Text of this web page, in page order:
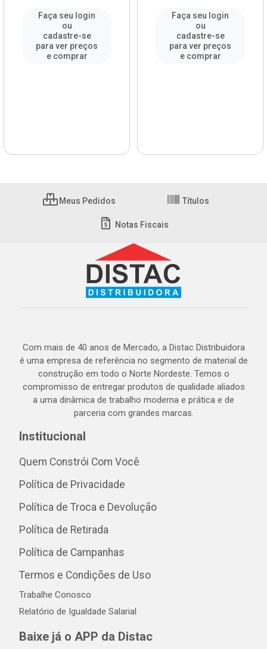
Faça seu login
ou
cadastre-se
para ver preços
e comprar
Faça seu login
ou
cadastre-se
para ver preços
e comprar
Meus Pedidos Títulos
Notas Fiscais
Com mais de 40 anos de Mercado, a Distac Distribuidora
é uma empresa de referência no segmento de material de
construção em todo o Norte Nordeste. Temos o
compromisso de entregar produtos de qualidade aliados
a uma dinâmica de trabalho moderna e prática e de
parceria com grandes marcas.
Institucional
Quem Constrói Com Você
Política de Privacidade
Política de Troca e Devolução
Política de Retirada
Política de Campanhas
Termos e Condições de Uso
Trabalhe Conosco
Relatório de Igualdade Salarial
Baixe já o APP da Distac